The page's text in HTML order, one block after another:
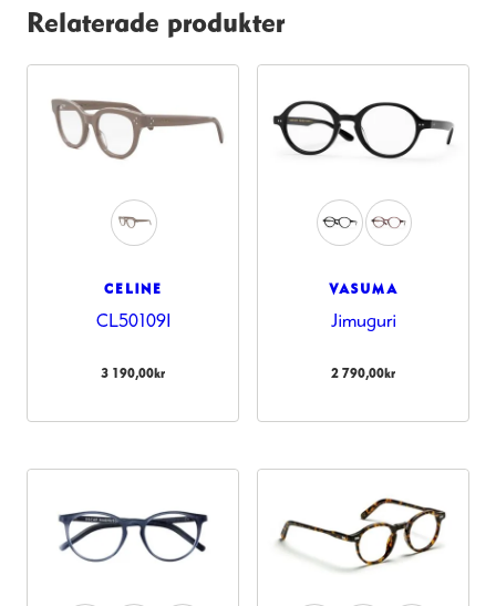
Relaterade produkter
CELINE
CL50109I
3 190,00kr
VASUMA
Jimuguri
2 790,00kr